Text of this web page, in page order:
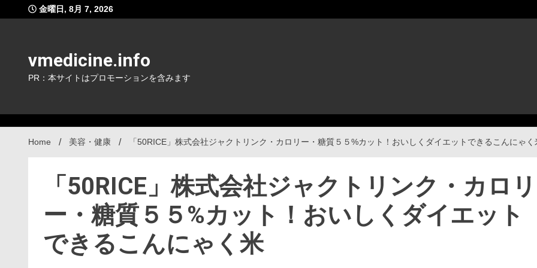
to
金曜日, 8月 7, 2026
vmedicine.info
PR：本サイトはプロモーションを含みます
Home 美容・健康 「50RICE」株式会社ジャクトリンク・カロリー・糖質５５%カット！おいしくダイエットできるこんにゃく
「50RICE」株式会社ジャクトリンク・カロリ
ー・糖質５５%カット！おいしくダイエット
できるこんにゃく米